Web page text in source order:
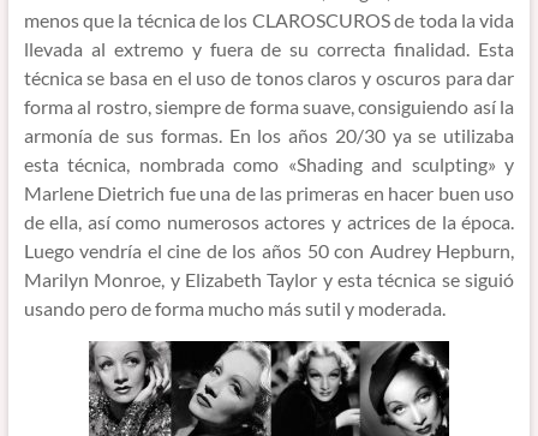
menos que la técnica de los CLAROSCUROS de toda la vida
llevada al extremo y fuera de su correcta finalidad. Esta
técnica se basa en el uso de tonos claros y oscuros para dar
forma al rostro, siempre de forma suave, consiguiendo así la
armonía de sus formas. En los años 20/30 ya se utilizaba
esta técnica, nombrada como «Shading and sculpting» y
Marlene Dietrich fue una de las primeras en hacer buen uso
de ella, así como numerosos actores y actrices de la época.
Luego vendría el cine de los años 50 con Audrey Hepburn,
Marilyn Monroe, y Elizabeth Taylor y esta técnica se siguió
usando pero de forma mucho más sutil y moderada.